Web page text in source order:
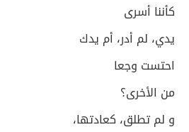
كأننا أسرى
يدي، لم أدر، أم يدك
احتست وجعا
من الأخرى؟
و لم تطلق، كعادتها،